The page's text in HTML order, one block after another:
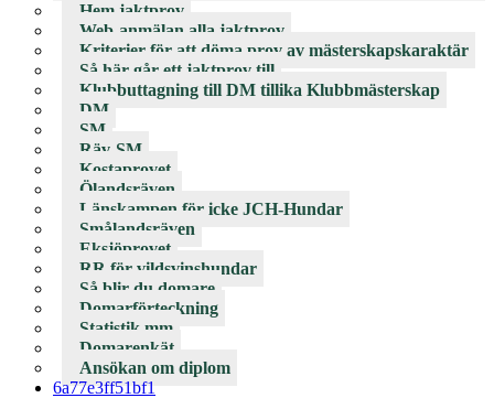
Hem jaktprov
Web-anmälan alla jaktprov
Kriterier för att döma prov av mästerskapskaraktär
Så här går ett jaktprov till
Klubbuttagning till DM tillika Klubbmästerskap
DM
SM
Räv-SM
Kostaprovet
Ölandsräven
Länskampen för icke JCH-Hundar
Smålandsräven
Eksjöprovet
RR för vildsvinshundar
Så blir du domare
Domarförteckning
Statistik mm
Domarenkät
Ansökan om diplom
6a77e3ff51bf1